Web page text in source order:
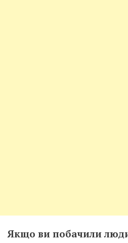
Якщо ви побачили